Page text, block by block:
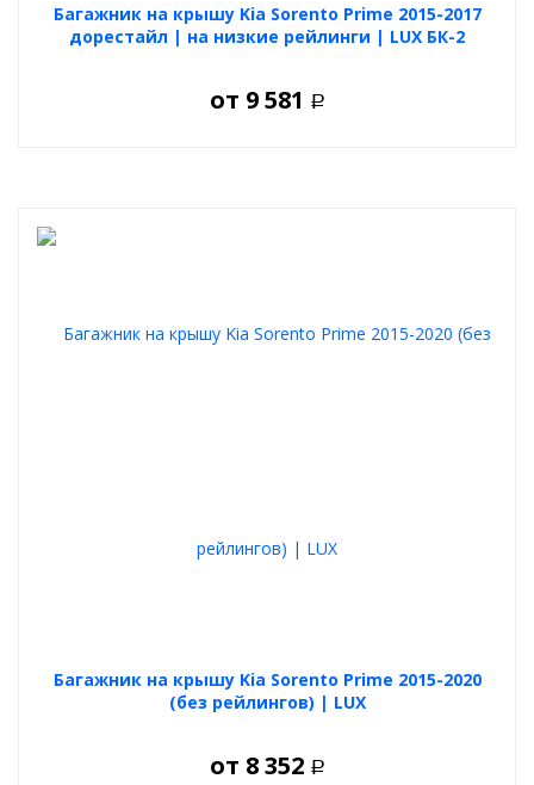
Багажник на крышу Kia Sorento Prime 2015-2017
дорестайл | на низкие рейлинги | LUX БК-2
от 9 581 Р
Багажник на крышу Kia Sorento Prime 2015-2020
(без рейлингов) | LUX
от 8 352 Р